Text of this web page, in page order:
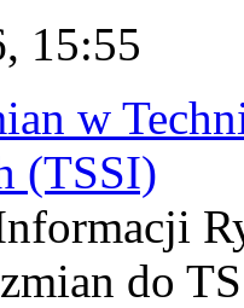
15:55
w
(TSSI)
do